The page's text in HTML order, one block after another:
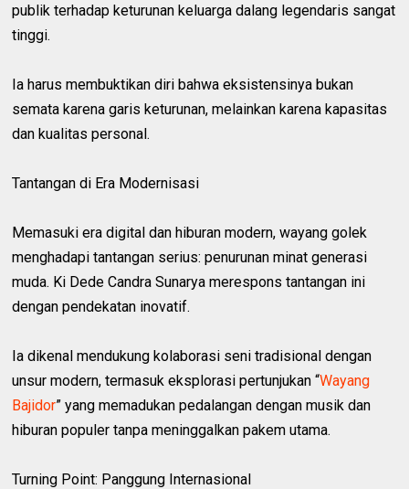
publik terhadap keturunan keluarga dalang legendaris sangat
tinggi.
Ia harus membuktikan diri bahwa eksistensinya bukan
semata karena garis keturunan, melainkan karena kapasitas
dan kualitas personal.
Tantangan di Era Modernisasi
Memasuki era digital dan hiburan modern, wayang golek
menghadapi tantangan serius: penurunan minat generasi
muda. Ki Dede Candra Sunarya merespons tantangan ini
dengan pendekatan inovatif.
Ia dikenal mendukung kolaborasi seni tradisional dengan
unsur modern, termasuk eksplorasi pertunjukan “Wayang
Bajidor” yang memadukan pedalangan dengan musik dan
hiburan populer tanpa meninggalkan pakem utama.
Turning Point: Panggung Internasional